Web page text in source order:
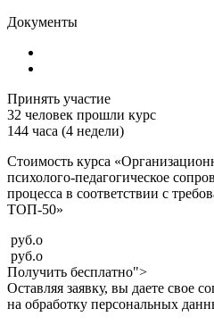
Документы
Принять участие
32 человек прошли курс
144 часа (4 недели)
Стоимость курса
психолого-педагогическое
процесса в соответствии с
ТОП-50»
руб.o
руб.o
Получить бесплатно">
Оставляя заявку, вы даете свое
на обработку персональных